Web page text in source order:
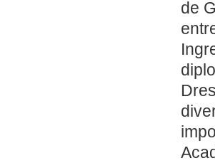
de